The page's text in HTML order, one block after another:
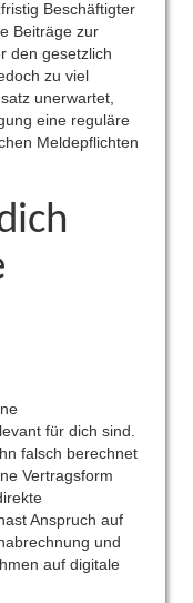
Beschäftigter
Beiträge zur
den gesetzlich
zu viel
unerwartet,
eine reguläre
Meldepflichten
für dich sind.
falsch berechnet
Vertragsform
Anspruch auf
und
auf digitale